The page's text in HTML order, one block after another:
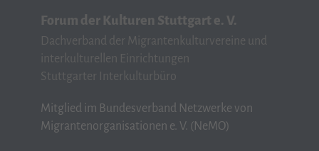
Forum der Kulturen Stuttgart e. V.
Dachverband der Migrantenkulturvereine und
interkulturellen Einrichtungen
Stuttgarter Interkulturbüro
Mitglied im Bundesverband Netzwerke von
Migrantenorganisationen e. V. (NeMO)